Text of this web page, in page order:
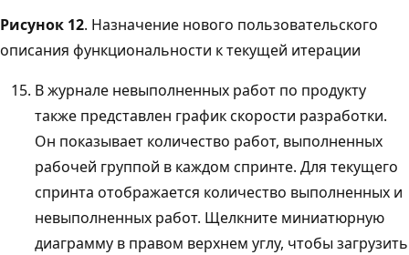
Рисунок 12. Назначение нового пользовательского
описания функциональности к текущей итерации
В журнале невыполненных работ по продукту
также представлен график скорости разработки.
Он показывает количество работ, выполненных
рабочей группой в каждом спринте. Для текущего
спринта отображается количество выполненных и
невыполненных работ. Щелкните миниатюрную
диаграмму в правом верхнем углу, чтобы загрузить